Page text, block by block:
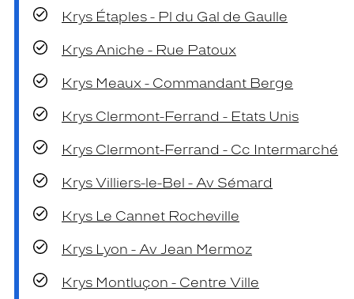
Krys Étaples - Pl du Gal de Gaulle
Krys Aniche - Rue Patoux
Krys Meaux - Commandant Berge
Krys Clermont-Ferrand - Etats Unis
Krys Clermont-Ferrand - Cc Intermarché
Krys Villiers-le-Bel - Av Sémard
Krys Le Cannet Rocheville
Krys Lyon - Av Jean Mermoz
Krys Montluçon - Centre Ville